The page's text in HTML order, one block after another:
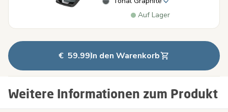
Auf Lager
€ 59.99In den Warenkorb
Weitere Informationen zum Produkt